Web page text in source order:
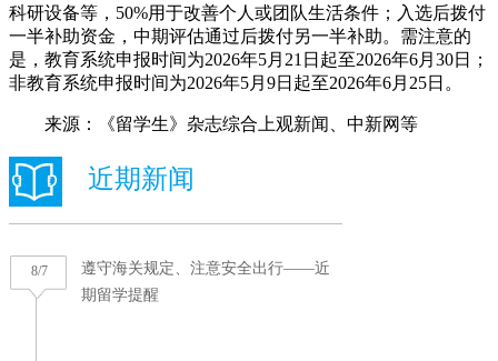
科研设备等，50%用于改善个人或团队生活条件；入选后拨付
一半补助资金，中期评估通过后拨付另一半补助。需注意的
是，教育系统申报时间为2026年5月21日起至2026年6月30日；
非教育系统申报时间为2026年5月9日起至2026年6月25日。
来源：《留学生》杂志综合上观新闻、中新网等